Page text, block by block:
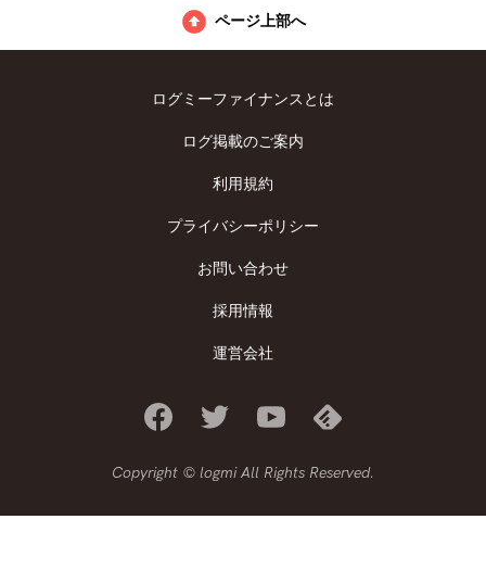
ページ上部へ
ログミーファイナンスとは
ログ掲載のご案内
利用規約
プライバシーポリシー
お問い合わせ
採用情報
運営会社
Copyright © logmi All Rights Reserved.